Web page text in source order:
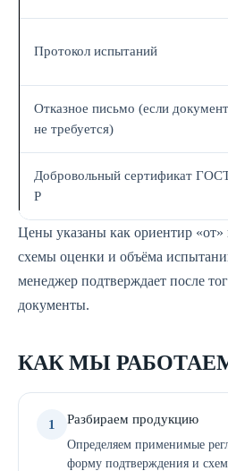
Протокол испытаний
Отказное письмо (если документ
не требуется)
Добровольный сертификат
Р
Цены указаны как ориентир «от»
схемы оценки и объёма
менеджер подтверждает после
документы.
КАК МЫ
1 Разбираем продукцию
Определяем применимые
форму подтверждения и